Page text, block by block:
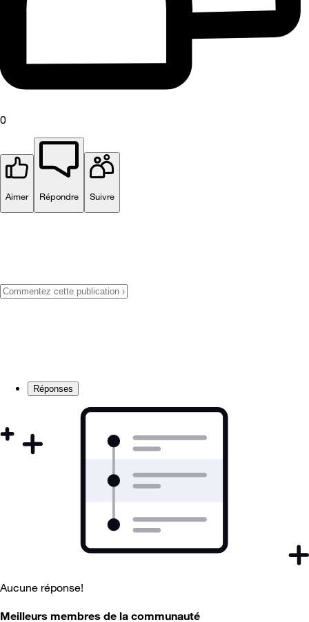
0
Aimer Répondre Suivre
Réponses
Aucune réponse!
Meilleurs membres de la communauté